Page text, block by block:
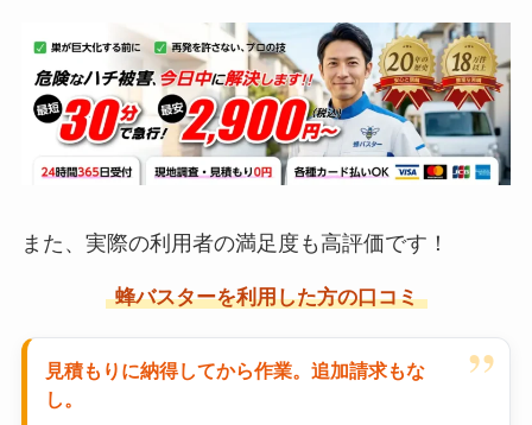
また、実際の利用者の満足度も高評価です！
蜂バスターを利用した方の口コミ
”
見積もりに納得してから作業。追加請求もな
し。